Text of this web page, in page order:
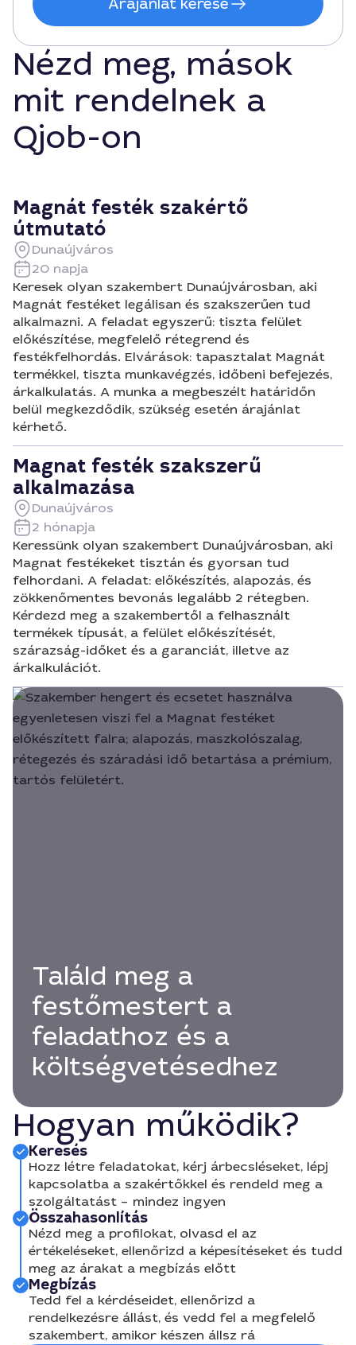
Árajánlat kérése
Nézd meg, mások
mit rendelnek a
Qjob-on
Magnát festék szakértő
útmutató
Dunaújváros
20 napja
Keresek olyan szakembert Dunaújvárosban, aki
Magnát festéket legálisan és szakszerűen tud
alkalmazni. A feladat egyszerű: tiszta felület
előkészítése, megfelelő rétegrend és
festékfelhordás. Elvárások: tapasztalat Magnát
termékkel, tiszta munkavégzés, időbeni befejezés,
árkalkulatás. A munka a megbeszélt határidőn
belül megkezdődik, szükség esetén árajánlat
kérhető.
Magnat festék szakszerű
alkalmazása
Dunaújváros
2 hónapja
Keressünk olyan szakembert Dunaújvárosban, aki
Magnat festékeket tisztán és gyorsan tud
felhordani. A feladat: előkészítés, alapozás, és
zökkenőmentes bevonás legalább 2 rétegben.
Kérdezd meg a szakembertől a felhasznált
termékek típusát, a felület előkészítését,
szárazság-időket és a garanciát, illetve az
árkalkulációt.
Találd meg a
festőmestert a
feladathoz és a
költségvetésedhez
Hogyan működik?
Keresés
Hozz létre feladatokat, kérj árbecsléseket, lépj
kapcsolatba a szakértőkkel és rendeld meg a
szolgáltatást – mindez ingyen
Összahasonlítás
Nézd meg a profilokat, olvasd el az
értékeléseket, ellenőrizd a képesítéseket és tudd
meg az árakat a megbízás előtt
Megbízás
Tedd fel a kérdéseidet, ellenőrizd a
rendelkezésre állást, és vedd fel a megfelelő
szakembert, amikor készen állsz rá